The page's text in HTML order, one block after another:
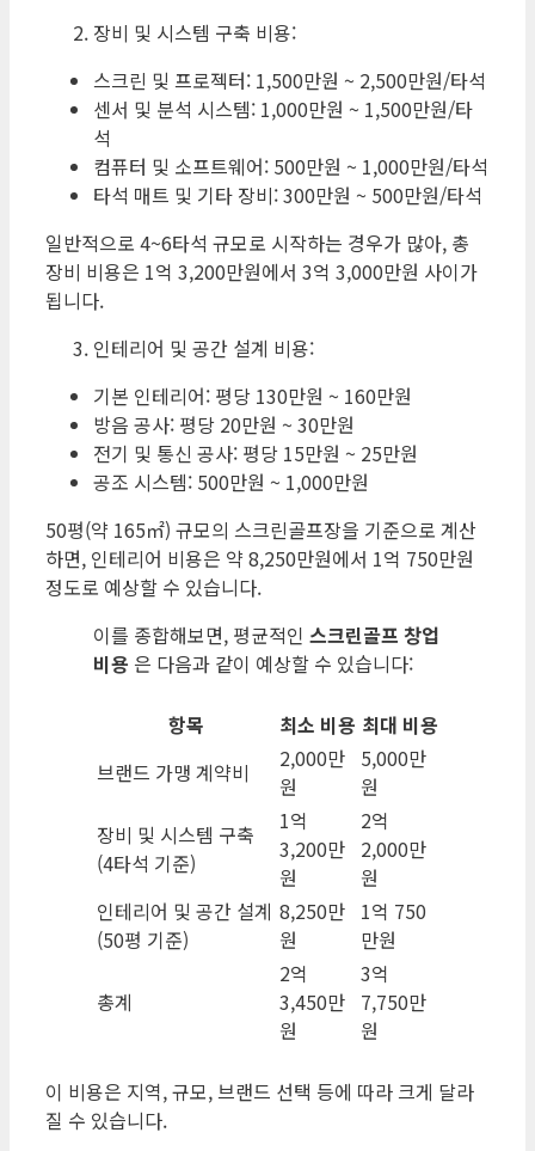
장비 및 시스템 구축 비용:
스크린 및 프로젝터: 1,500만원 ~ 2,500만원/타석
센서 및 분석 시스템: 1,000만원 ~ 1,500만원/타
석
컴퓨터 및 소프트웨어: 500만원 ~ 1,000만원/타석
타석 매트 및 기타 장비: 300만원 ~ 500만원/타석
일반적으로 4~6타석 규모로 시작하는 경우가 많아, 총
장비 비용은 1억 3,200만원에서 3억 3,000만원 사이가
됩니다.
인테리어 및 공간 설계 비용:
기본 인테리어: 평당 130만원 ~ 160만원
방음 공사: 평당 20만원 ~ 30만원
전기 및 통신 공사: 평당 15만원 ~ 25만원
공조 시스템: 500만원 ~ 1,000만원
50평(약 165㎡) 규모의 스크린골프장을 기준으로 계산
하면, 인테리어 비용은 약 8,250만원에서 1억 750만원
정도로 예상할 수 있습니다.
이를 종합해보면, 평균적인 스크린골프 창업
비용 은 다음과 같이 예상할 수 있습니다:
항목 최소 비용 최대 비용
브랜드 가맹 계약비
2,000만
원
5,000만
원
장비 및 시스템 구축
(4타석 기준)
1억
3,200만
원
2억
2,000만
원
인테리어 및 공간 설계
(50평 기준)
8,250만
원
1억 750
만원
총계
2억
3,450만
원
3억
7,750만
원
이 비용은 지역, 규모, 브랜드 선택 등에 따라 크게 달라
질 수 있습니다.